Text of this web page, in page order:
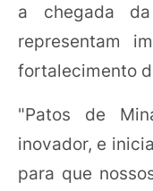
a chegada
representam
fortalecimento
"Patos de
inovador, e
para que